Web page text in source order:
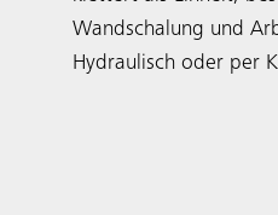
Wandschalung und
Hydraulisch oder per